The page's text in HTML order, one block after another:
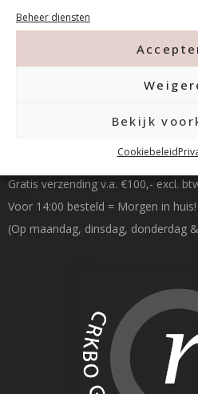
Beheer diensten
Bekijk
Cookiebeleid
info@mfacademy.nl
Betalen &
Gratis verzending v.a. €100,- excl.
Voor 14:00 besteld = Morgen in huis!
(Op maandag, dinsdag, donderdag